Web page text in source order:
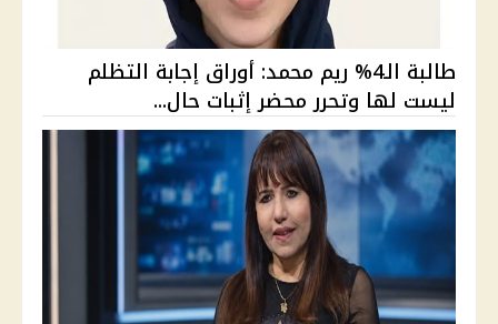
طالبة الـ4% ريم محمد: أوراق إجابة التظلم
ليست لها وتحرر محضر إثبات حال...